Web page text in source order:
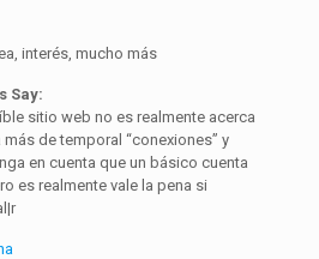
interés, mucho más
Say:
sitio web no es realmente acerca
de temporal “conexiones” y
en cuenta que un básico cuenta
es realmente vale la pena si